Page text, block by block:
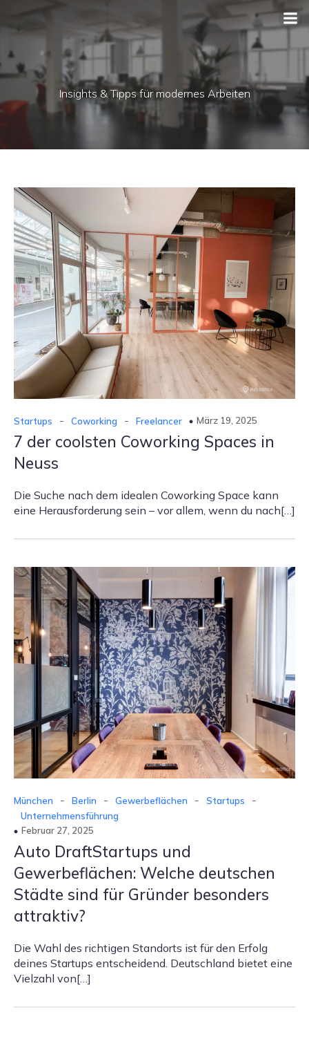
Insights & Tipps für modernes Arbeiten
Startups - Coworking - Freelancer März 19, 2025
7 der coolsten Coworking Spaces in
Neuss
Die Suche nach dem idealen Coworking Space kann
eine Herausforderung sein – vor allem, wenn du nach[…]
München - Berlin - Gewerbeflächen - Startups -
Unternehmensführung
Februar 27, 2025
Auto DraftStartups und
Gewerbeflächen: Welche deutschen
Städte sind für Gründer besonders
attraktiv?
Die Wahl des richtigen Standorts ist für den Erfolg
deines Startups entscheidend. Deutschland bietet eine
Vielzahl von[…]